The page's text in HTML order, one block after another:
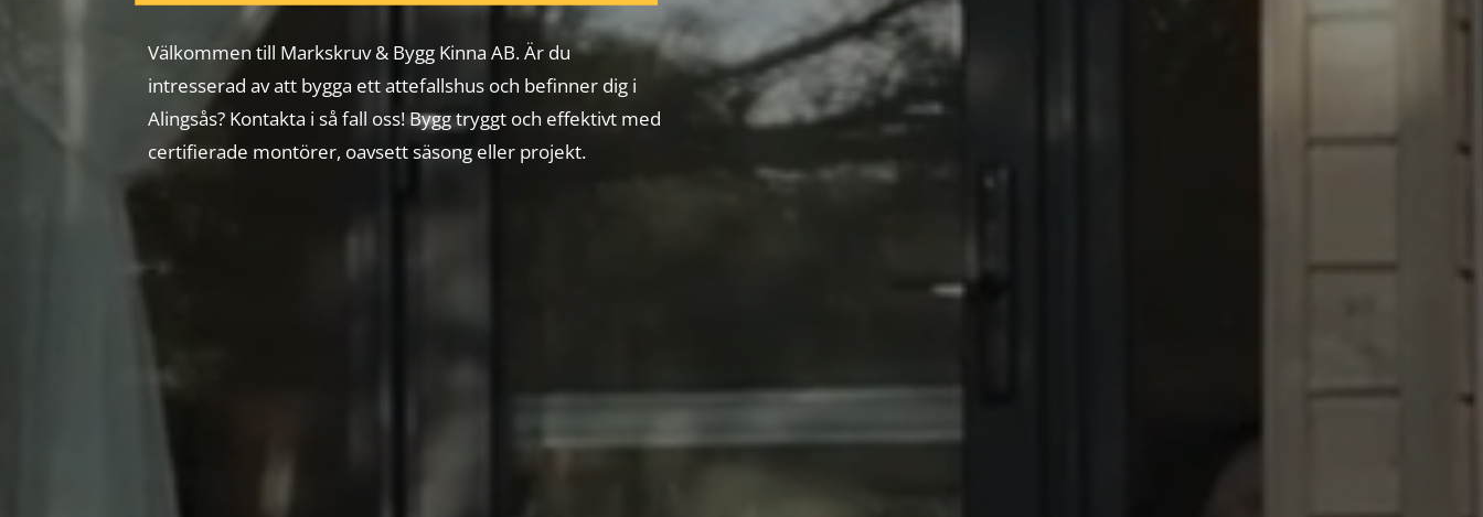
Välkommen till Markskruv & Bygg Kinna AB. Är du
intresserad av att bygga ett attefallshus och befinner dig i
Alingsås? Kontakta i så fall oss! Bygg tryggt och effektivt med
certifierade montörer, oavsett säsong eller projekt.